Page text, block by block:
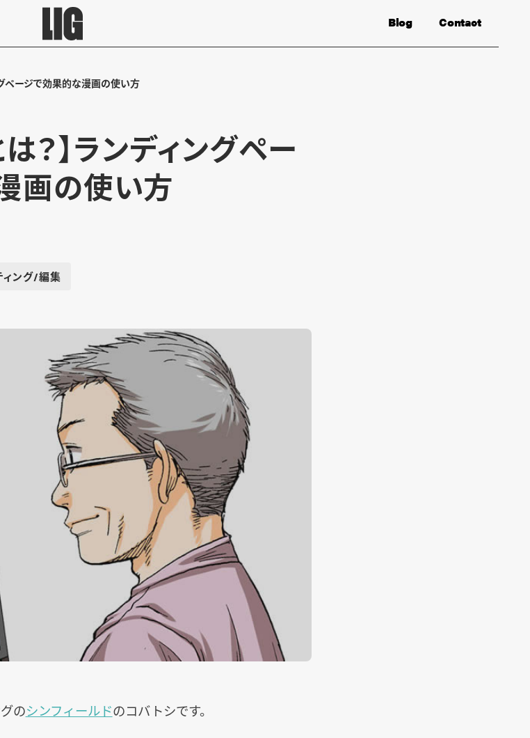
Contact
Blog
グページで効果的な漫画の使い方
？】ランディングペー
画の使い方
ィング/編集
のシンフィールドのコバトシです。